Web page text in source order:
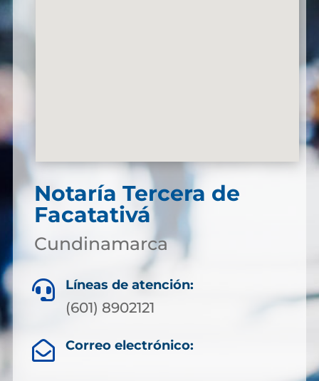
Notaría Tercera de
Facatativá
Cundinamarca
 Líneas de atención:
(601) 8902121
 Correo electrónico: